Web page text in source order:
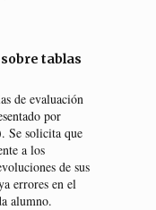
tablas
de evaluación
por
Se solicita que
a los
de sus
errores en el
alumno.